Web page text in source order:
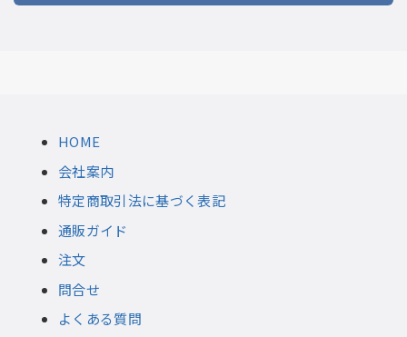
HOME
会社案内
特定商取引法に基づく表記
通販ガイド
注文
問合せ
よくある質問